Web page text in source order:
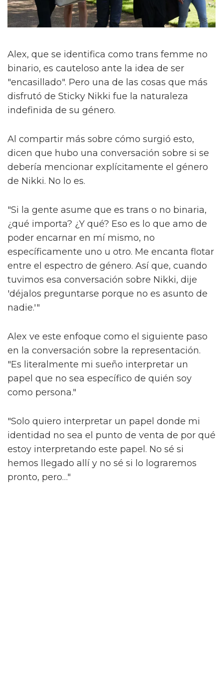
Alex, que se identifica como trans femme no
binario, es cauteloso ante la idea de ser
"encasillado". Pero una de las cosas que más
disfrutó de Sticky Nikki fue la naturaleza
indefinida de su género.
Al compartir más sobre cómo surgió esto,
dicen que hubo una conversación sobre si se
debería mencionar explícitamente el género
de Nikki. No lo es.
"Si la gente asume que es trans o no binaria,
¿qué importa? ¿Y qué? Eso es lo que amo de
poder encarnar en mí mismo, no
específicamente uno u otro. Me encanta flotar
entre el espectro de género. Así que, cuando
tuvimos esa conversación sobre Nikki, dije
'déjalos preguntarse porque no es asunto de
nadie.'"
Alex ve este enfoque como el siguiente paso
en la conversación sobre la representación.
"Es literalmente mi sueño interpretar un
papel que no sea específico de quién soy
como persona."
"Solo quiero interpretar un papel donde mi
identidad no sea el punto de venta de por qué
estoy interpretando este papel. No sé si
hemos llegado allí y no sé si lo lograremos
pronto, pero…"